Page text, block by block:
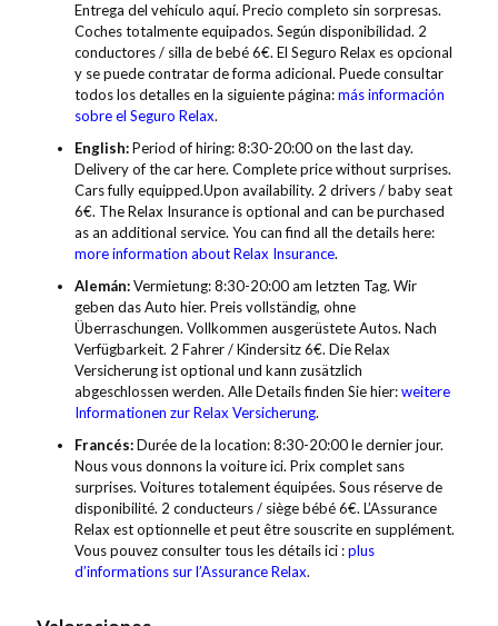
Entrega del vehículo aquí. Precio completo sin sorpresas.
Coches totalmente equipados. Según disponibilidad. 2
conductores / silla de bebé 6€. El Seguro Relax es opcional
y se puede contratar de forma adicional. Puede consultar
todos los detalles en la siguiente página:más información
sobre el Seguro Relax.
English:Period of hiring: 8:30-20:00 on the last day.
Delivery of the car here. Complete price without surprises.
Cars fully equipped.Upon availability. 2 drivers / baby seat
6€. The Relax Insurance is optional and can be purchased
as an additional service. You can find all the details here:
more information about Relax Insurance.
Alemán:Vermietung: 8:30-20:00 am letzten Tag. Wir
geben das Auto hier. Preis vollständig, ohne
Überraschungen. Vollkommen ausgerüstete Autos. Nach
Verfügbarkeit. 2 Fahrer / Kindersitz 6€. Die Relax
Versicherung ist optional und kann zusätzlich
abgeschlossen werden. Alle Details finden Sie hier:weitere
Informationen zur Relax Versicherung.
Francés:Durée de la location: 8:30-20:00 le dernier jour.
Nous vous donnons la voiture ici. Prix complet sans
surprises. Voitures totalement équipées. Sous réserve de
disponibilité. 2 conducteurs / siège bébé 6€. L’Assurance
Relax est optionnelle et peut être souscrite en supplément.
Vous pouvez consulter tous les détails ici :plus
d’informations sur l’Assurance Relax.